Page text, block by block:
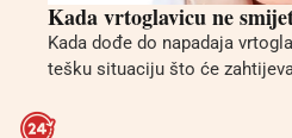
Kada vrtoglavicu ne
Kada dođe do napadaja
tešku situaciju što će